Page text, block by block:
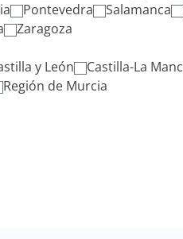
Pontevedra Salamanca
Zaragoza
y León Castilla-La
Región de Murcia